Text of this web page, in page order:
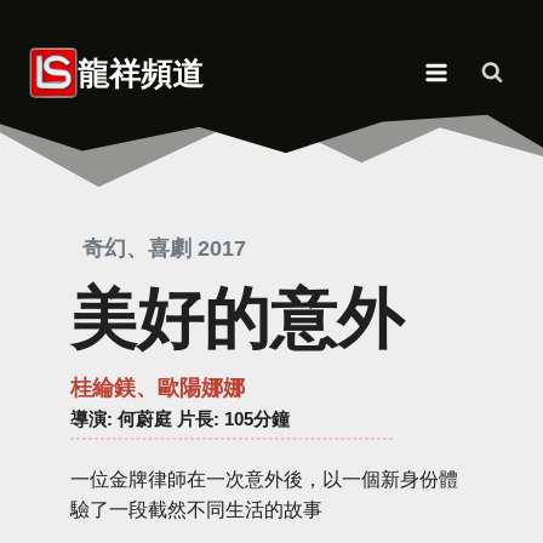
content 龍祥頻道
奇幻、喜劇 2017
美好的意外
桂綸鎂、歐陽娜娜
導演: 何蔚庭 片長: 105分鐘
一位金牌律師在一次意外後，以一個新身份體
驗了一段截然不同生活的故事